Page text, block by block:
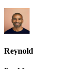
Reynold